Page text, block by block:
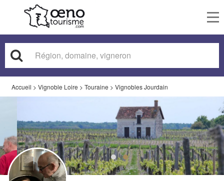
Accueil > Vignoble Loire > Touraine > Vignobles Jourdain